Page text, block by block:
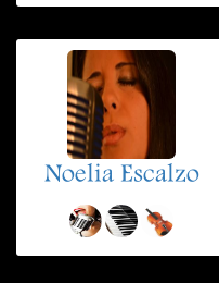
Noelia Escalzo